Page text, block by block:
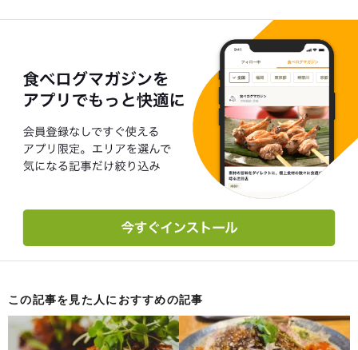
この記事を見た人におすすめの記事